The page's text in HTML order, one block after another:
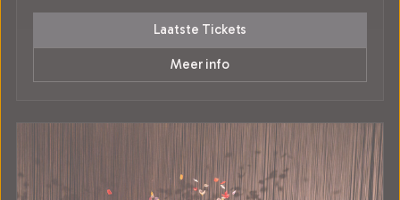
Laatste Tickets
Meer info